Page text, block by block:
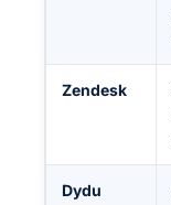
Zendesk
Dydu